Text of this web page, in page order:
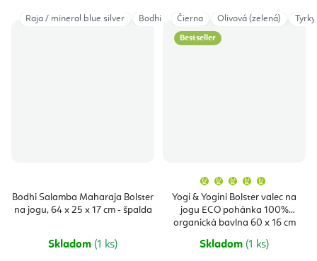
Bodhi Salamba Maharaja Bolster
na jogu, 64 x 25 x 17 cm - špalda
Skladom (1 ks)
Raja / mineral blue silver Bodhi Leaves / deep green Raja / taupe &
Bestseller
Yogi & Yogini Bolster valec na
jogu ECO pohánka 100%
organická bavlna 60 x 16 cm
produktu
je
5,0
z
5
Skladom (1 ks)
Čierna Olivová (zelená)